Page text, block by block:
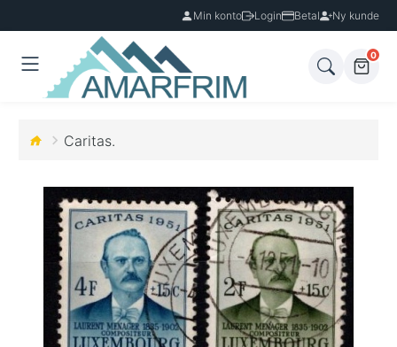
Min konto Login Betal Ny kunde
0
Caritas.